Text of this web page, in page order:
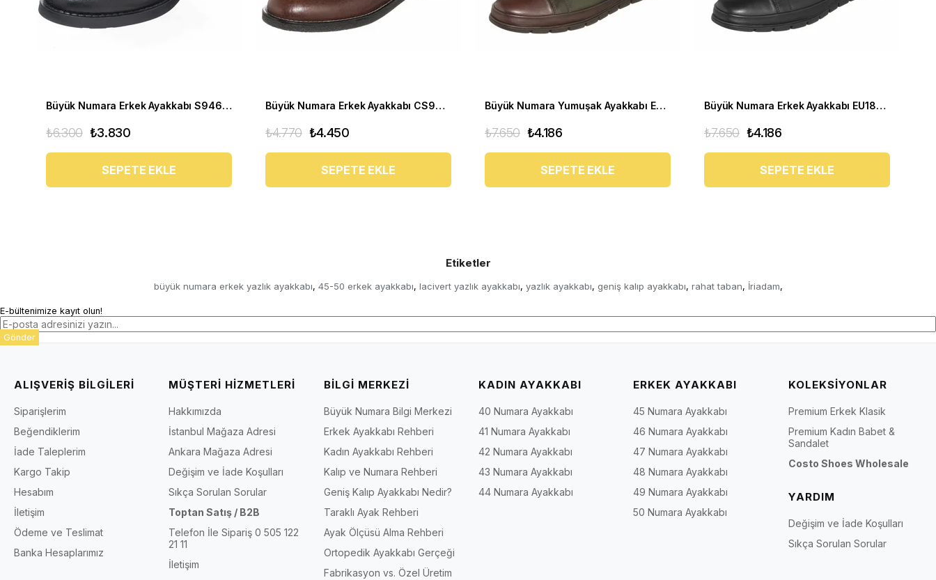
Büyük Numara Erkek Ayakkabı S946 Siyah Deri
₺3.830
₺6.300
SEPETE EKLE
Büyük Numara Erkek Ayakkabı CS941 Kahve
₺4.450
₺4.770
SEPETE EKLE
Büyük Numara Yumuşak Ayakkabı EU1840 Kahve
₺4.186
₺7.650
SEPETE EKLE
Büyük Numara Erkek Ayakkabı EU1840 SIYAH
₺4.186
₺7.650
SEPETE EKLE
Etiketler
büyük numara erkek yazlık ayakkabı, 45-50 erkek ayakkabı, lacivert yazlık ayakkabı, yazlık ayakkabı, geniş kalıp ayakkabı, rahat taban, İriadam,
E-bültenimize kayıt olun!
Gönder
ALIŞVERİŞ BİLGİLERİ
Siparişlerim
Beğendiklerim
İade Taleplerim
Kargo Takip
Hesabım
İletişim
Ödeme ve Teslimat
Banka Hesaplarımız
MÜŞTERİ HİZMETLERİ
Hakkımızda
İstanbul Mağaza Adresi
Ankara Mağaza Adresi
Değişim ve İade Koşulları
Sıkça Sorulan Sorular
Toptan Satış / B2B
Telefon İle Sipariş 0 505 122
21 11
İletişim
BİLGİ MERKEZİ
Büyük Numara Bilgi Merkezi
Erkek Ayakkabı Rehberi
Kadın Ayakkabı Rehberi
Kalıp ve Numara Rehberi
Geniş Kalıp Ayakkabı Nedir?
Taraklı Ayak Rehberi
Ayak Ölçüsü Alma Rehberi
Ortopedik Ayakkabı Gerçeği
Fabrikasyon vs. Özel Üretim
KADIN AYAKKABI
40 Numara Ayakkabı
41 Numara Ayakkabı
42 Numara Ayakkabı
43 Numara Ayakkabı
44 Numara Ayakkabı
ERKEK AYAKKABI
45 Numara Ayakkabı
46 Numara Ayakkabı
47 Numara Ayakkabı
48 Numara Ayakkabı
49 Numara Ayakkabı
50 Numara Ayakkabı
KOLEKSİYONLAR
Premium Erkek Klasik
Premium Kadın Babet &
Sandalet
Costo Shoes Wholesale
YARDIM
Değişim ve İade Koşulları
Sıkça Sorulan Sorular